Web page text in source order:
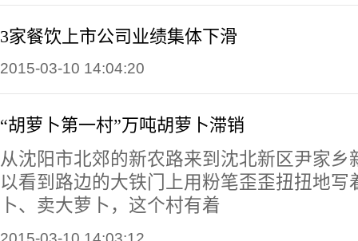
3家餐饮上市公司业绩集体下滑
2015-03-10 14:04:20
“胡萝卜第一村”万吨胡萝卜滞销
从沈阳市北郊的新农路来到沈北新区尹家乡
以看到路边的大铁门上用粉笔歪歪扭扭地写
卜、卖大萝卜，这个村有着